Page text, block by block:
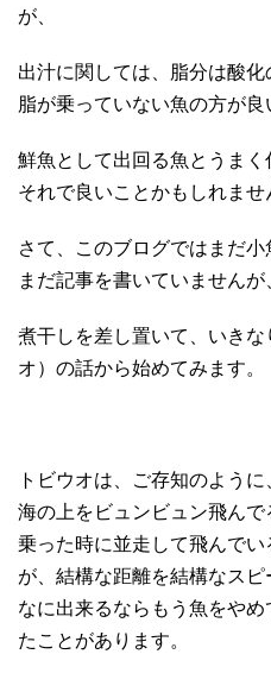
が、
出汁に関しては、脂分は酸
脂が乗っていない魚の方が良
鮮魚として出回る魚とうま
それで良いことかもしれませ
さて、このブログではまだ
まだ記事を書いていませんが
煮干しを差し置いて、いき
オ）の話から始めてみます。
トビウオは、ご存知のよう
海の上をビュンビュン飛ん
乗った時に並走して飛んで
が、結構な距離を結構なス
なに出来るならもう魚をや
たことがあります。